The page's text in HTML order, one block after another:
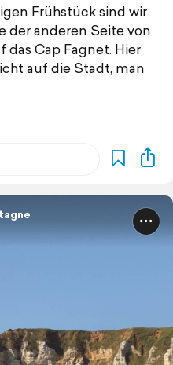
Frühstück sind wir
der anderen Seite von
das Cap Fagnet. Hier
auf die Stadt, man